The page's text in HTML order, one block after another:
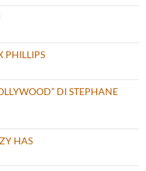
PHILLIPS
DI STEPHANE
HAS